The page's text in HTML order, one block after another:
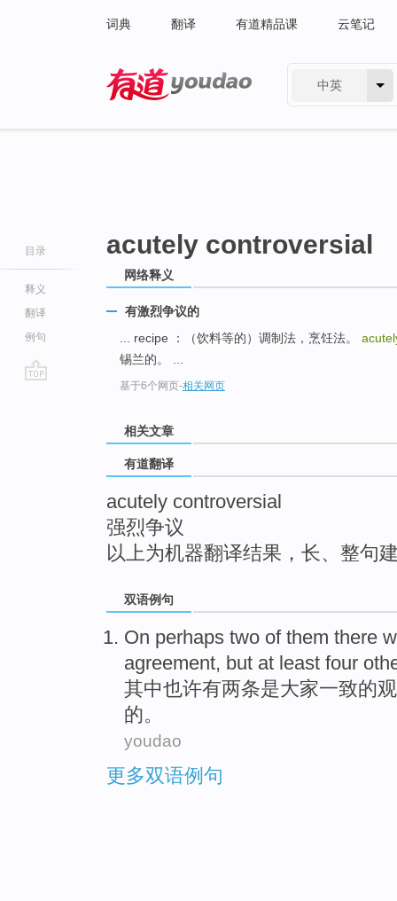
词典 翻译 有道精品课 云笔记
中英
目录
释义
翻译
例句
acutely controversial
网络释义
有激烈争议的
... recipe ：（饮料等的）调制法，烹饪法。
锡兰的。 ...
基于6个网页-相关网页
相关文章
有道翻译
acutely controversial
强烈争议
以上为机器翻译结果，长、整句
双语例句
On perhaps two of them there
agreement, but at least four
其中也许有两条是大家一致的
的。
youdao
更多双语例句